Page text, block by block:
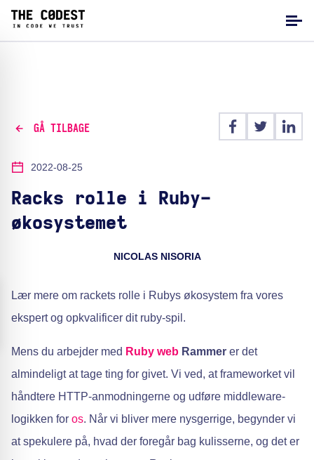
GÅ TILBAGE
2022-08-25
Racks rolle i Ruby-
økosystemet
NICOLAS NISORIA
Lær mere om rackets rolle i Rubys økosystem fra vores
ekspert og opkvalificer dit ruby-spil.
Mens du arbejder med Ruby web Rammer er det
almindeligt at tage ting for givet. Vi ved, at frameworket vil
håndtere HTTP-anmodningerne og udføre middleware-
logikken for os. Når vi bliver mere nysgerrige, begynder vi
at spekulere på, hvad der foregår bag kulisserne, og det er